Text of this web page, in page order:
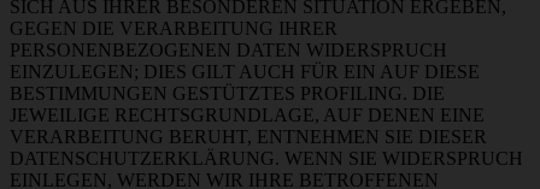
SICH AUS IHRER BESONDEREN SITUATION ERGEBEN,
GEGEN DIE VERARBEITUNG IHRER
PERSONENBEZOGENEN DATEN WIDERSPRUCH
EINZULEGEN; DIES GILT AUCH FÜR EIN AUF DIESE
BESTIMMUNGEN GESTÜTZTES PROFILING. DIE
JEWEILIGE RECHTSGRUNDLAGE, AUF DENEN EINE
VERARBEITUNG BERUHT, ENTNEHMEN SIE DIESER
DATENSCHUTZERKLÄRUNG. WENN SIE WIDERSPRUCH
EINLEGEN, WERDEN WIR IHRE BETROFFENEN